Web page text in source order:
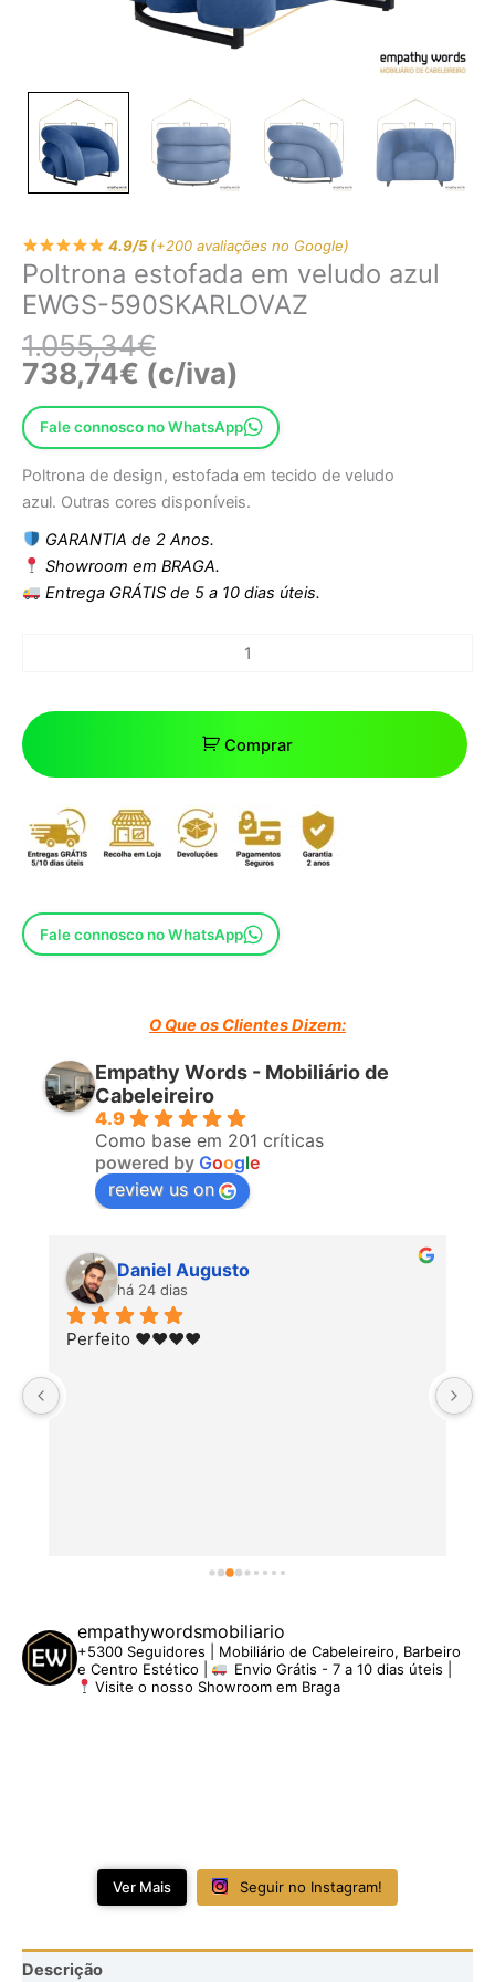
4.9/5(+200 avaliações no Google)
Poltrona estofada em veludo azul
EWGS-590SKARLOVAZ
1.055,34€
738,74€ (c/iva)
Fale connosco no WhatsApp
Poltrona de design, estofada em tecido de veludo
azul. Outras cores disponíveis.
GARANTIA de 2 Anos.
Showroom em BRAGA.
Entrega GRÁTIS de 5 a 10 dias úteis.
Comprar
Fale connosco no WhatsApp
O Que os Clientes Dizem:
Empathy Words - Mobiliário de
Cabeleireiro
4.9
Como base em 201 críticas
powered by Google
review us on
Daniel Augusto
há 24 dias
Perfeito ♥️♥️♥️♥️
empathywordsmobiliario
+5300 Seguidores | Mobiliário de Cabeleireiro, Barbeiro
e Centro Estético |
Envio Grátis - 7 a 10 dias úteis |
Visite o nosso Showroom em Braga
Ver Mais Seguir no Instagram!
Descrição